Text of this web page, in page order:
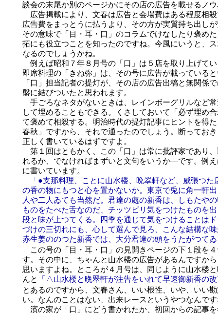
談会の末尾か別のページかにその店の広告を載せるノ
広告掲載により、文春は広告と会場費はある程度相
広告費をまっとうに払うより、その方が実質持ち出し
その意味で「目・耳・口」のコラムでけなしたり褒め
拓にも役立つことを知ったのですね。今風にいうと、
なるのでしょうかね。
例えば昭和７年８月号の「口」は５店を取り上げて
即席料理の「きね弥」は、その号に広告が載っている
「口」担当記者の提灯が、その店の広告出稿と無関係
盤に結びついたと思われます。
手ごろなネタがないときは、レインボーグリルなど
して埋めることもできる。くさしておいて「必ず埋め
て褒めて相殺する。明治時代の提灯記事にヒントを得
春秋」ですから、それで通ったのでしょう。断ってお
正しく書いているはずですよ。
第１回はともかく、この「口」は常に批評家であり
れるか、でなければまずいと文句をいうか―です。例
に書いています。
「●支那料理、ことに山水楼、晩翠軒など、威張つ
の香の物にもつと心を置かないか。東京で兎に角一軒
人や二人ゐても当然だ。君達の處の新香は、しもたや
ものをたべた舌なのだ、チッツピリ気をつけたものを
段と味が上つてくる。四季を通じて気をつけることは
づけの三切れにも、心して選んで見ろ、こんな結構な
赤生姜ののつた新香では、大分君達の頭をうたがつて
この号の「目・耳・口」の見開きページの下１段を
す。その中に、ちゃんと山水楼の広告があるんですか
思いますよね。ところが４月号は、同じように山水楼
んと
「△山水楼と晩翠軒が注告をいれて早速御新香の
とあるのですから、文春さん、いい根性、いや、いい
い。なんのことはない、出来レースというやつなんで
濱の家が「口」にどう書かれたか、初回からの記事